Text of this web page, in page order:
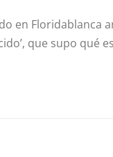
en Floridablanca
que supo qué